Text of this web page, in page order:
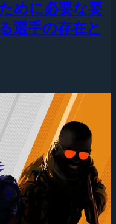
めに必要な要
選手の存在と